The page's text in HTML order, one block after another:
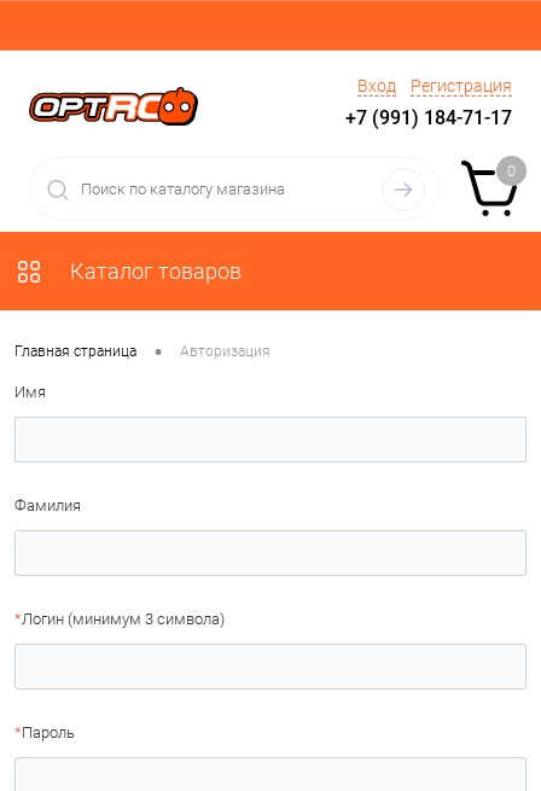
Вход Регистрация
+7 (991) 184-71-17
0
Каталог товаров
Главная страница • Авторизация
Имя
Фамилия
*Логин (минимум 3 символа)
*Пароль